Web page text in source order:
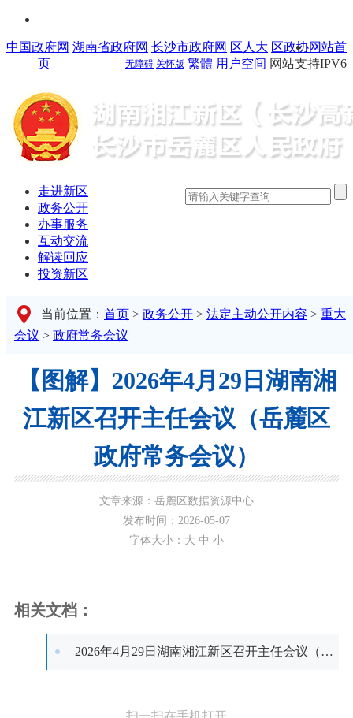
中国政府网 湖南省政府网 长沙市政府网 区人大 区政协
无障碍 关怀版 繁體 用户空间 网站支持IPV6
网站首
页
走进新区
政务公开
办事服务
互动交流
解读回应
投资新区
当前位置： 首页 > 政务公开 > 法定主动公开内容 > 重大
会议 > 政府常务会议
【图解】2026年4月29日湖南湘
江新区召开主任会议（岳麓区
政府常务会议）
文章来源：岳麓区数据资源中心
发布时间：2026-05-07
字体大小： 大 中 小
相关文档：
2026年4月29日湖南湘江新区召开主任会议（岳麓区政府常务会议）